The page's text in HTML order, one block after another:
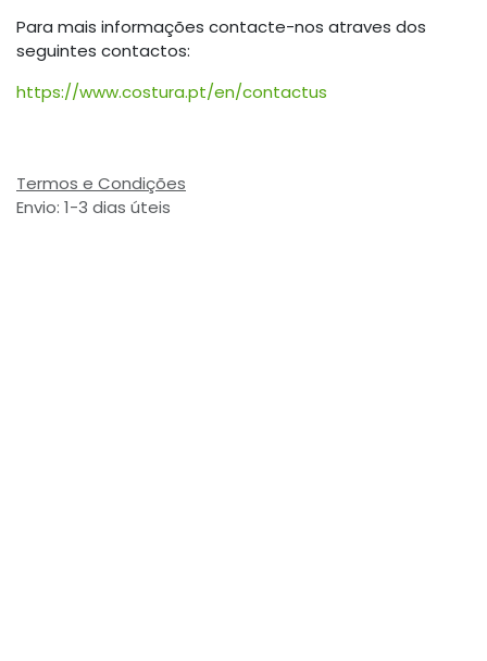
Para mais informações contacte-nos atraves dos
seguintes contactos:
https://www.costura.pt/en/contactus
Termos e Condições
Envio: 1-3 dias úteis